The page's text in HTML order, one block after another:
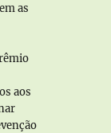
as
aos